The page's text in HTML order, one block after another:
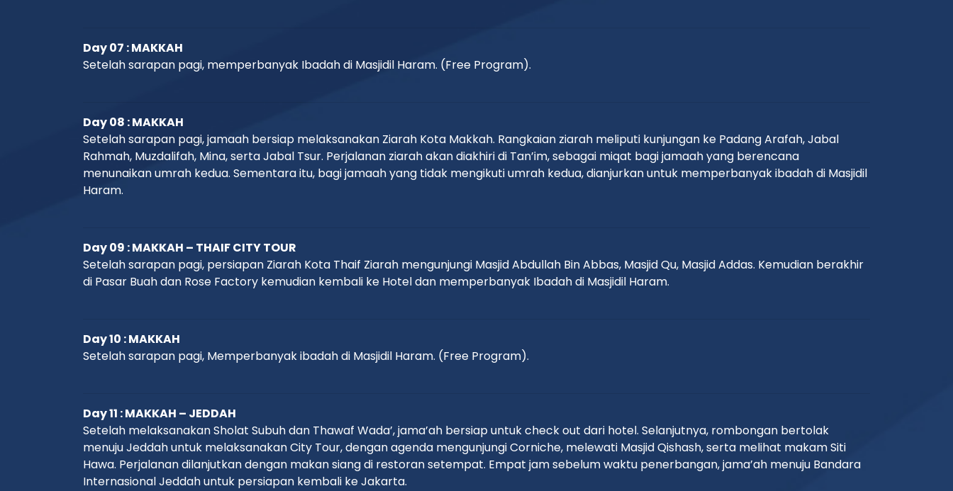
Day 07 : MAKKAH
Setelah sarapan pagi, memperbanyak Ibadah di Masjidil Haram. (Free Program).
Day 08 : MAKKAH
Setelah sarapan pagi, jamaah bersiap melaksanakan Ziarah Kota Makkah. Rangkaian ziarah meliputi kunjungan ke Padang Arafah, Jabal
Rahmah, Muzdalifah, Mina, serta Jabal Tsur. Perjalanan ziarah akan diakhiri di Tan’im, sebagai miqat bagi jamaah yang berencana
menunaikan umrah kedua. Sementara itu, bagi jamaah yang tidak mengikuti umrah kedua, dianjurkan untuk memperbanyak ibadah di Masjidil
Haram.
Day 09 : MAKKAH – THAIF CITY TOUR
Setelah sarapan pagi, persiapan Ziarah Kota Thaif Ziarah mengunjungi Masjid Abdullah Bin Abbas, Masjid Qu, Masjid Addas. Kemudian berakhir
di Pasar Buah dan Rose Factory kemudian kembali ke Hotel dan memperbanyak Ibadah di Masjidil Haram.
Day 10 : MAKKAH
Setelah sarapan pagi, Memperbanyak ibadah di Masjidil Haram. (Free Program).
Day 11 : MAKKAH – JEDDAH
Setelah melaksanakan Sholat Subuh dan Thawaf Wada’, jama’ah bersiap untuk check out dari hotel. Selanjutnya, rombongan bertolak
menuju Jeddah untuk melaksanakan City Tour, dengan agenda mengunjungi Corniche, melewati Masjid Qishash, serta melihat makam Siti
Hawa. Perjalanan dilanjutkan dengan makan siang di restoran setempat. Empat jam sebelum waktu penerbangan, jama’ah menuju Bandara
Internasional Jeddah untuk persiapan kembali ke Jakarta.